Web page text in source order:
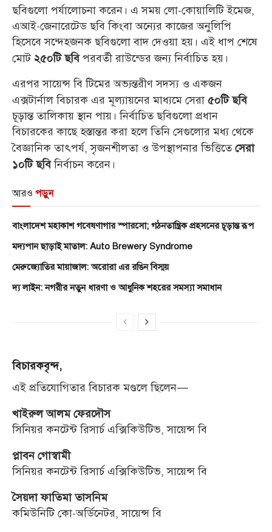
ছবিগুলো পর্যালোচনা করেন। এ সময় লো-কোয়ালিটি ইমেজ,
এআই-জেনারেটেড ছবি কিংবা অন্যের কাজের অনুলিপি
হিসেবে সন্দেহজনক ছবিগুলো বাদ দেওয়া হয়। এই ধাপ শেষে
মোট২৫০টি ছবিপরবর্তী রাউন্ডের জন্য নির্বাচিত হয়।
এরপর সায়েন্স বি টিমের অভ্যন্তরীণ সদস্য ও একজন
এক্সটার্নাল বিচারক এর মূল্যায়নের মাধ্যমে সেরা ৫০টি ছবি
চূড়ান্ত তালিকায় স্থান পায়। নির্বাচিত ছবিগুলো প্রধান
বিচারকের কাছে হস্তান্তর করা হলে তিনি সেগুলোর মধ্য থেকে
বৈজ্ঞানিক তাৎপর্য, সৃজনশীলতা ও উপস্থাপনার ভিত্তিতেসেরা
১০টি ছবিনির্বাচন করেন।
আরও পড়ুন
বাংলাদেশ মহাকাশ গবেষণাগার স্পারসো; গঠনতান্ত্রিক প্রহসনের চূড়ান্ত রূপ
মদ্যপান ছাড়াই মাতাল: Auto Brewery Syndrome
মেরুজ্যোতির মায়াজাল: অরোরা এর রঙিন বিস্ময়
দ্য লাইন: নগরীর নতুন ধারণা ও আধুনিক শহরের সমস্যা সমাধান
বিচারকবৃন্দ,
এই প্রতিযোগিতার বিচারক মণ্ডলে ছিলেন—
খাইরুল আলম ফেরদৌস
সিনিয়র কনটেন্ট রিসার্চ এক্সিকিউটিভ, সায়েন্স বি
প্লাবন গোস্বামী
সিনিয়র কনটেন্ট রিসার্চ এক্সিকিউটিভ, সায়েন্স বি
সৈয়দা ফাতিমা তাসনিম
কমিউনিটি কো-অর্ডিনেটর, সায়েন্স বি